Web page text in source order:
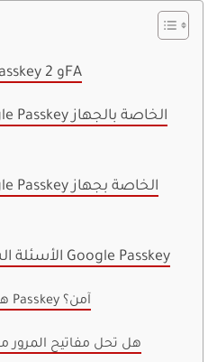
ما هو الفرق بين Passkey و 2FA
الأسئلة الشائعة حول حذف Google Passkey
1. هل استخدام Passkey آمن؟